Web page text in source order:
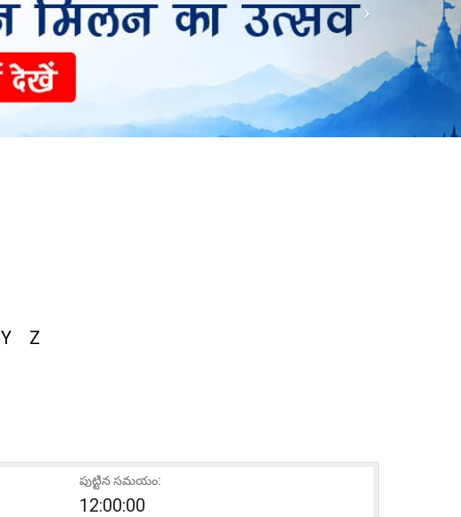
Y Z
పుట్టిన సమయం:
12:00:00